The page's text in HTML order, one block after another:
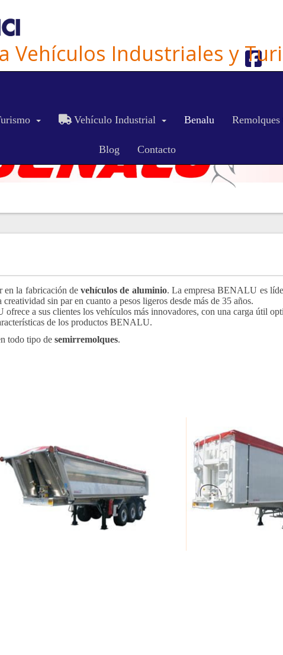
Vehículos Industriales y
Vehículo Industrial Benalu
Blog Contacto
en la fabricación devehículos de aluminio. La empresa BENALU es
sin par en cuanto a pesos ligeros desde más de 35 años.
a sus clientes los vehículos más innovadores, con una carga útil
de los productos BENALU.
todo tipo de semirremolques.